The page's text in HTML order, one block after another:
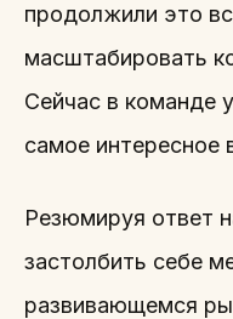
продолжили это
масштабировать
Сейчас в команде
самое интересное
Резюмируя ответ
застолбить себе
развивающемся